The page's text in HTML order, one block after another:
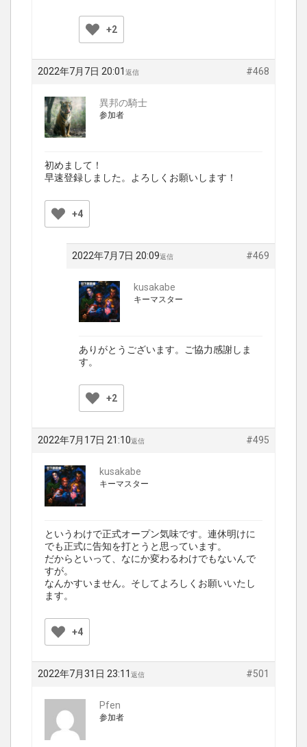
+2
2022年7月7日 20:01 #468
返信
異邦の騎士
参加者
初めまして！
早速登録しました。よろしくお願いします！
+4
2022年7月7日 20:09 #469
返信
kusakabe
キーマスター
ありがとうございます。ご協力感謝しま
す。
+2
2022年7月17日 21:10 #495
返信
kusakabe
キーマスター
というわけで正式オープン気味です。連休明けに
でも正式に告知を打とうと思っています。
だからといって、なにか変わるわけでもないんで
すが。
なんかすいません。そしてよろしくお願いいたし
ます。
+4
2022年7月31日 23:11 #501
返信
Pfen
参加者